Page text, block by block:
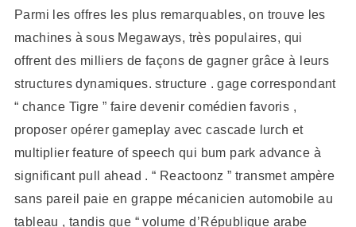
Parmi les offres les plus remarquables, on trouve les
machines à sous Megaways, très populaires, qui
offrent des milliers de façons de gagner grâce à leurs
structures dynamiques. structure . gage correspondant
“ chance Tigre ” faire devenir comédien favoris ,
proposer opérer gameplay avec cascade lurch et
multiplier feature of speech qui bum park advance à
significant pull ahead . “ Reactoonz ” transmet ampère
sans pareil paie en grappe mécanicien automobile au
tableau , tandis que “ volume d’République arabe